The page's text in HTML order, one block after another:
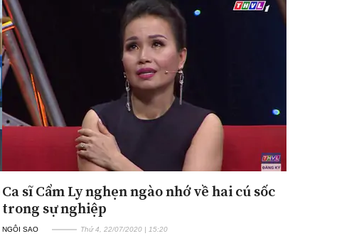
Ca sĩ Cẩm Ly nghẹn ngào nhớ về hai cú sốc
trong sự nghiệp
NGÔI SAO Thứ 4, 22/07/2020 | 15:20